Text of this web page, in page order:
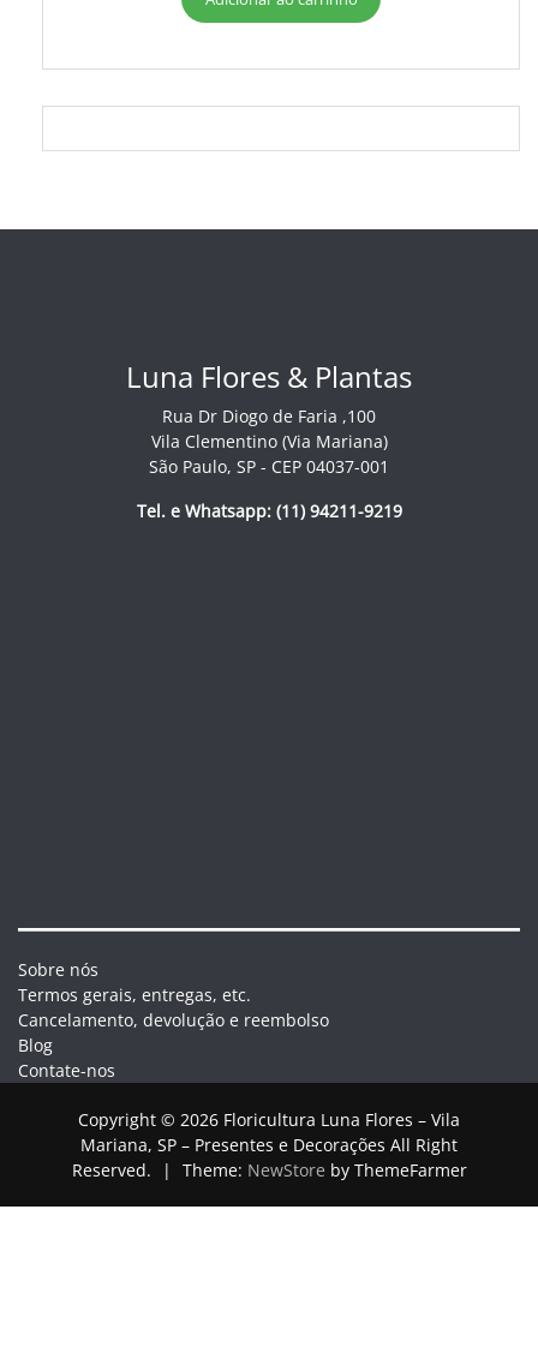
Luna Flores & Plantas
Rua Dr Diogo de Faria ,100
Vila Clementino (Via Mariana)
São Paulo, SP - CEP 04037-001
Tel. e Whatsapp: (11) 94211-9219
Sobre nós
Termos gerais, entregas, etc.
Cancelamento, devolução e reembolso
Blog
Contate-nos
Copyright © 2026 Floricultura Luna Flores – Vila
Mariana, SP – Presentes e Decorações All Right
Reserved.
| Theme: NewStore by ThemeFarmer